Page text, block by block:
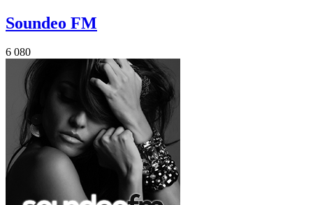
Soundeo FM
6 080